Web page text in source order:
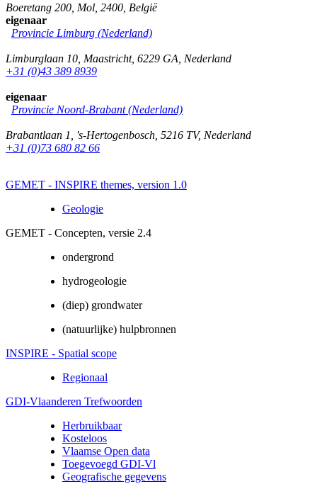
Boeretang 200 Mol 2400 België
eigenaar
Provincie Limburg (Nederland)
Limburglaan 10 Maastricht, 6229 GA Nederland
+31 (0)43 389 8939
eigenaar
Provincie Noord-Brabant (Nederland)
Brabantlaan 1 's-Hertogenbosch 5216 TV, Nederland
+31 (0)73 680 82 66
GEMET - INSPIRE themes, version 1.0
Geologie
GEMET - Concepten, versie 2.4
ondergrond
hydrogeologie
(diep) grondwater
(natuurlijke) hulpbronnen
INSPIRE - Spatial scope
Regionaal
GDI-Vlaanderen Trefwoorden
Herbruikbaar
Kosteloos
Vlaamse Open data
Toegevoegd GDI-Vl
Geografische gegevens